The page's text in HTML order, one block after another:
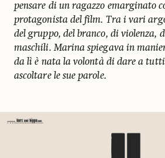
pensare di un ragazzo emarginato
protagonista del film. Tra i vari
del gruppo, del branco, di violenza,
maschili. Marina spiegava in
da lì è nata la volontà di dare a
ascoltare le sue parole.